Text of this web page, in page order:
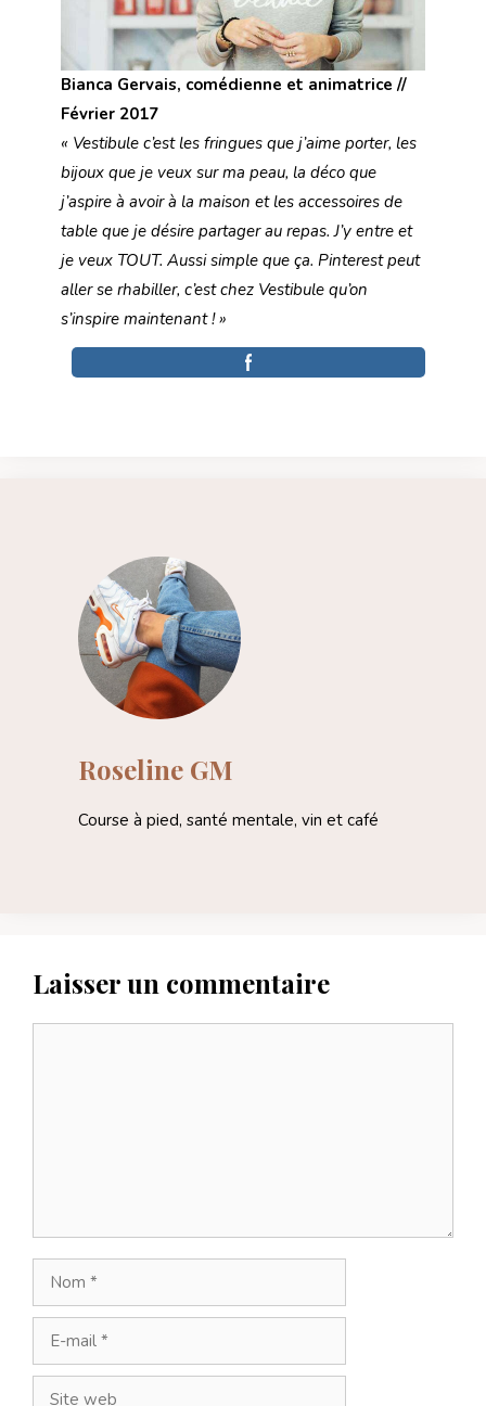
Bianca Gervais, comédienne et animatrice //
Février 2017
« Vestibule c’est les fringues que j’aime porter, les
bijoux que je veux sur ma peau, la déco que
j’aspire à avoir à la maison et les accessoires de
table que je désire partager au repas. J’y entre et
je veux TOUT. Aussi simple que ça. Pinterest peut
aller se rhabiller, c’est chez Vestibule qu’on
s’inspire maintenant ! »
Roseline GM
Course à pied, santé mentale, vin et café
Laisser un commentaire
Nom
mail
Site